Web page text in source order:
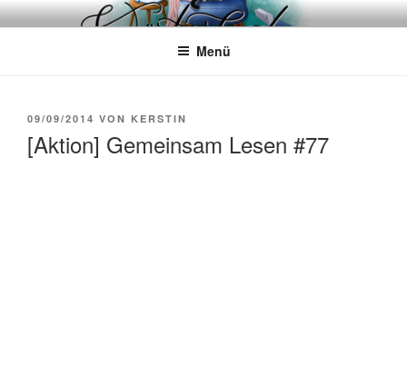
Zum
InhaltWÖRTERKATZE
Von Büchern erzählen
Menü
VERÖFFENTLICHT
09/09/2014 VON KERSTIN
[Aktion] Gemeinsam Lesen #77